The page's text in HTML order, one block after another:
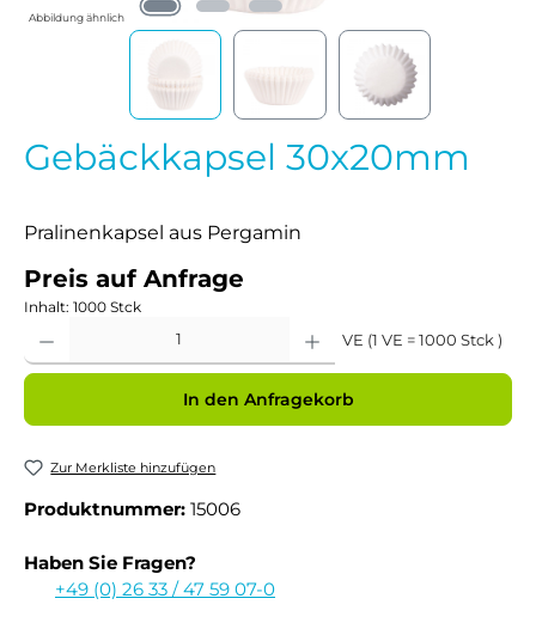
Abbildung ähnlich
Gebäckkapsel 30x20mm
Pralinenkapsel aus Pergamin
Preis auf Anfrage
Inhalt: 1000 Stck
VE (1 VE = 1000 Stck )
In den Anfragekorb
Zur Merkliste hinzufügen
Produktnummer: 15006
Haben Sie Fragen?
+49 (0) 26 33 / 47 59 07-0